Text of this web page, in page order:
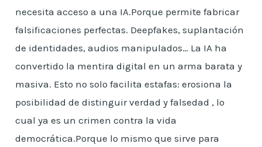
necesita acceso a una IA.Porque permite fabricar
falsificaciones perfectas. Deepfakes, suplantación
de identidades, audios manipulados… La IA ha
convertido la mentira digital en un arma barata y
masiva. Esto no solo facilita estafas: erosiona la
posibilidad de distinguir verdad y falsedad , lo
cual ya es un crimen contra la vida
democrática.Porque lo mismo que sirve para